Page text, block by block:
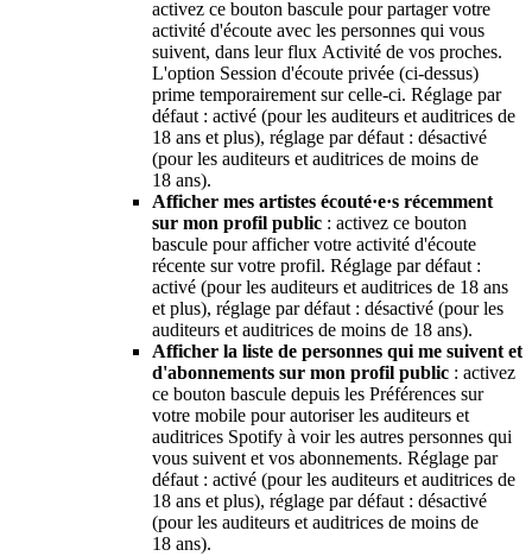
activez ce bouton bascule pour partager votre
activité d'écoute avec les personnes qui vous
suivent, dans leur flux Activité de vos proches.
L'option Session d'écoute privée (ci-dessus)
prime temporairement sur celle-ci. Réglage par
défaut : activé (pour les auditeurs et auditrices de
18 ans et plus), réglage par défaut : désactivé
(pour les auditeurs et auditrices de moins de
18 ans).
Afficher mes artistes écouté·e·s récemment
sur mon profil public : activez ce bouton
bascule pour afficher votre activité d'écoute
récente sur votre profil. Réglage par défaut :
activé (pour les auditeurs et auditrices de 18 ans
et plus), réglage par défaut : désactivé (pour les
auditeurs et auditrices de moins de 18 ans).
Afficher la liste de personnes qui me suivent et
d'abonnements sur mon profil public : activez
ce bouton bascule depuis les Préférences sur
votre mobile pour autoriser les auditeurs et
auditrices Spotify à voir les autres personnes qui
vous suivent et vos abonnements. Réglage par
défaut : activé (pour les auditeurs et auditrices de
18 ans et plus), réglage par défaut : désactivé
(pour les auditeurs et auditrices de moins de
18 ans).